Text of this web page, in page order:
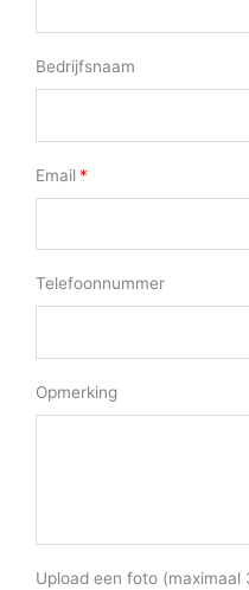
Bedrijfsnaam
Email
Telefoonnummer
Opmerking
Upload een foto (maximaal